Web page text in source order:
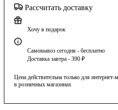
Рассчитать доставку
Хочу в подарок
Самовывоз сегодня - бесплатно
Доставка завтра - 390 ₽
Цена действительна только для
в розничных магазинах